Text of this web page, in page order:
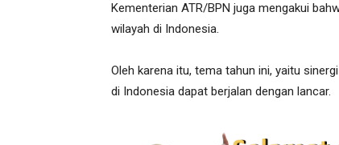
Kementerian ATR/BPN juga mengakui
wilayah di Indonesia.
Oleh karena itu, tema tahun ini, yaitu
di Indonesia dapat berjalan dengan lancar.